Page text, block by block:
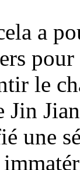
a
le
Jin
une